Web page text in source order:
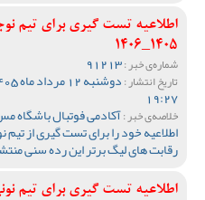
اطلاعیه تست گیری برای تیم
1405_1406
شماره‌ی خبر :
تاریخ انتشار :
19:27
خلاصه‌ی خبر :آکادمی فوتبال باشگاه
اطلاعیه خود را برای تست گیری از
رقابت های لیگ برتر این رده سنی
اطلاعیه تست گیری برای تیم